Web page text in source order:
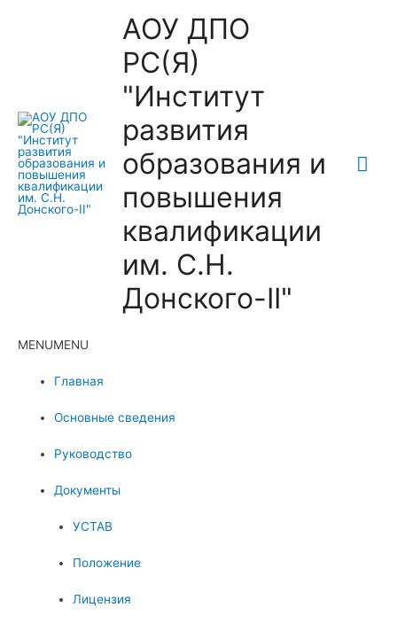
АОУ ДПО
РС(Я)
"Институт
развития
образования и
повышения
квалификации
им. С.Н.
Донского-II"
MENUMENU
Главная
Основные сведения
Руководство
Документы
УСТАВ
Положение
Лицензия